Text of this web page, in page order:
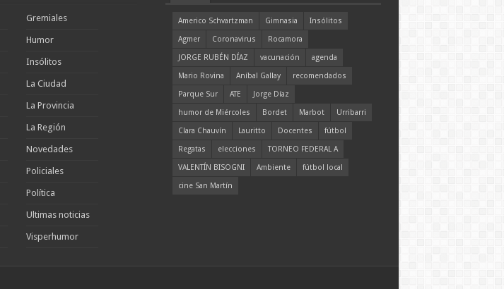
Gremiales
Humor
Insólitos
La Ciudad
La Provincia
La Región
Novedades
Policiales
Política
Ultimas noticias
Visperhumor
Americo Schvartzman Gimnasia
Insólitos
Agmer
Coronavirus
Rocamora
JORGE RUBÉN DÍAZ
vacunación
agenda
Mario Rovina
Aníbal Gallay
recomendados
Parque Sur
ATE
Jorge Díaz
humor de Miércoles
Bordet Marbot
Urribarri
Clara Chauvín
Lauritto Docentes
fútbol
Regatas
elecciones
TORNEO FEDERAL A
VALENTÍN BISOGNI
Ambiente
fútbol local
cine San Martín